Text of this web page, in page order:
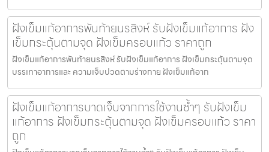
ฝังเข็มแก้อาการพันท้ายนรสิงห์ รับฝังเข็มแก้อาการ ฝัง
เข็มกระตุ้นตามจุด ฝังเข็มครอบแก้ว ราคาถูก
ฝังเข็มแก้อาการพันท้ายนรสิงห์ รับฝังเข็มแก้อาการ ฝังเข็มกระตุ้นตามจุด
บรรเทาอาการและ ความเจ็บปวดตามร่างกาย ฝังเข็มแก้อาก
ฝังเข็มแก้อาการบาดเจ็บจากการใช้งานซ้ำๆ รับฝังเข็ม
แก้อาการ ฝังเข็มกระตุ้นตามจุด ฝังเข็มครอบแก้ว ราคา
ถูก